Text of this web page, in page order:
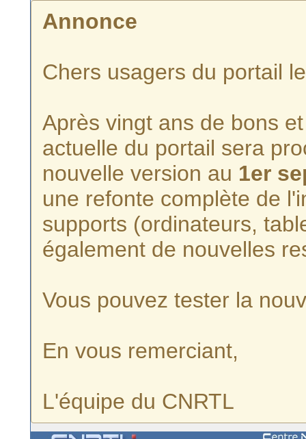
Annonce
Chers usagers du portail
Après vingt ans de bons
actuelle du portail sera
nouvelle version au 1er
une refonte complète de
supports (ordinateurs,
également de nouvelles
Vous pouvez tester la
En vous remerciant,
L'équipe du CNRTL